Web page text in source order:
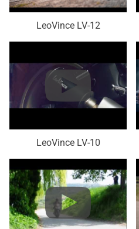
LeoVince LV-12
LeoVince LV-10